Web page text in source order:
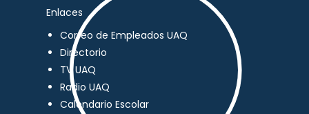
Enlaces
Correo de Empleados UAQ
Directorio
TV UAQ
Radio UAQ
Calendario Escolar